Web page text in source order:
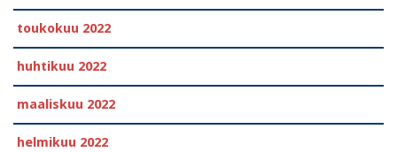
toukokuu 2022
huhtikuu 2022
maaliskuu 2022
helmikuu 2022